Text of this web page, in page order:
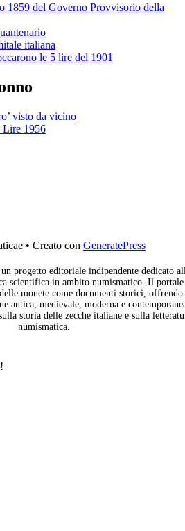
1859 del Governo Provvisorio della
italiana
le 5 lire del 1901
visto da vicino
Lire 1956
• Creato con GeneratePress
progetto editoriale indipendente dedicato
scientifica in ambito numismatico. Il portale
monete come documenti storici, offrendo
antica, medievale, moderna e
storia delle zecche italiane e sulla
numismatica.